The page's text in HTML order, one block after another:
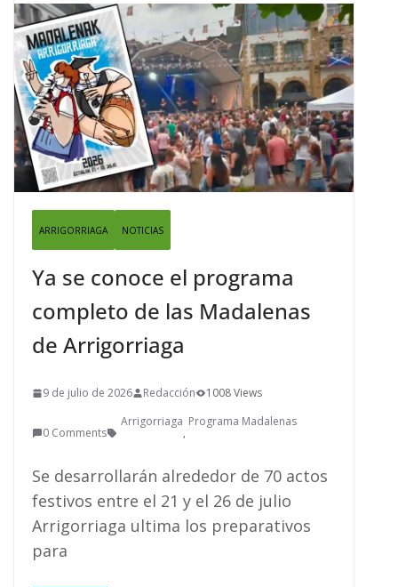
ARRIGORRIAGA NOTICIAS
Ya se conoce el programa
completo de las Madalenas
de Arrigorriaga
9 de julio de 2026 Redacción 1008 Views
0 Comments
Arrigorriaga
,
Programa Madalenas
Se desarrollarán alrededor de 70 actos
festivos entre el 21 y el 26 de julio
Arrigorriaga ultima los preparativos
para